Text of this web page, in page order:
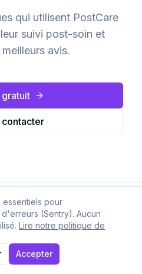
qui utilisent PostCare
suivi post-soin et
avis.
gratuit
contacter
suivi prêts à
essentiels pour
(Sentry). Aucun
Lire notre politique de
Accepter